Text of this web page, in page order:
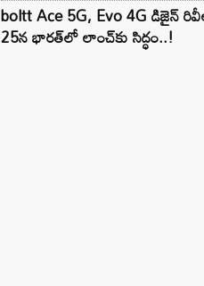
boltt Ace 5G, Evo 4G డిజైన్
25న భారత్‌లో లాంచ్‌కు సిద్ధం..!